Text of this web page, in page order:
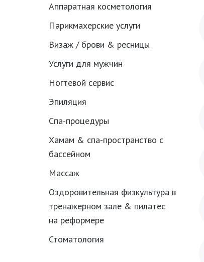
Аппаратная косметология
Парикмахерские услуги
Визаж / брови & ресницы
Услуги для мужчин
Ногтевой сервис
Эпиляция
Спа-процедуры
Хамам & спа-пространство с
бассейном
Массаж
Оздоровительная физкультура в
тренажерном зале & пилатес
на реформере
Стоматология